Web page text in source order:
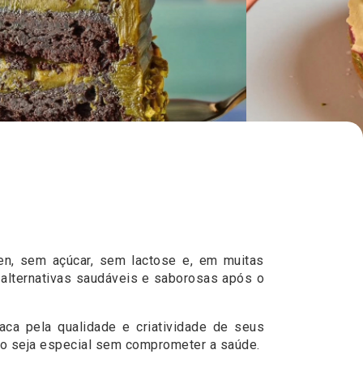
sem açúcar, sem lactose e, em muitas
saudáveis e saborosas após o
pela qualidade e criatividade de seus
seja especial sem comprometer a saúde.